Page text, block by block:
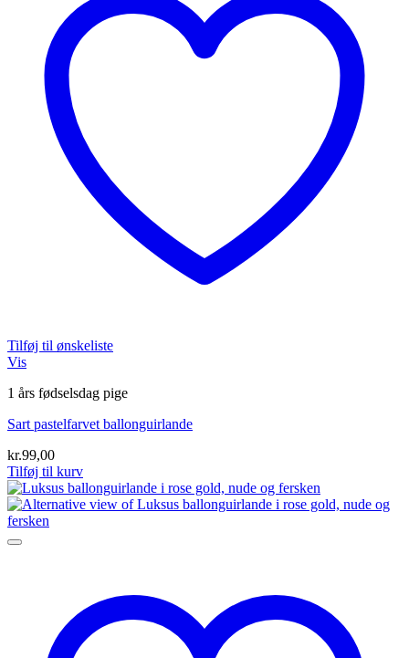
Tilføj til ønskeliste
Vis
1 års fødselsdag pige
Sart pastelfarvet ballonguirlande
kr.99,00
Tilføj til kurv